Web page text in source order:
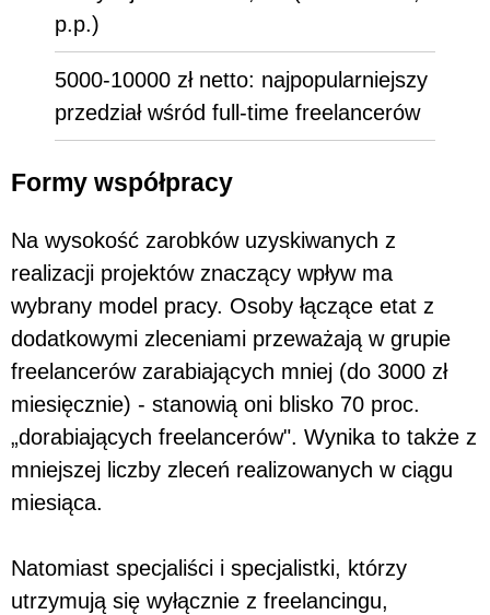
p.p.)
5000-10000 zł netto: najpopularniejszy
przedział wśród full-time freelancerów
Formy współpracy
Na wysokość zarobków uzyskiwanych z
realizacji projektów znaczący wpływ ma
wybrany model pracy. Osoby łączące etat z
dodatkowymi zleceniami przeważają w grupie
freelancerów zarabiających mniej (do 3000 zł
miesięcznie) - stanowią oni blisko 70 proc.
„dorabiających freelancerów". Wynika to także z
mniejszej liczby zleceń realizowanych w ciągu
miesiąca.
Natomiast specjaliści i specjalistki, którzy
utrzymują się wyłącznie z freelancingu,